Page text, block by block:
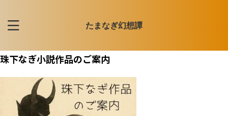
たまなぎ幻想譚
珠下なぎ小説作品のご案内